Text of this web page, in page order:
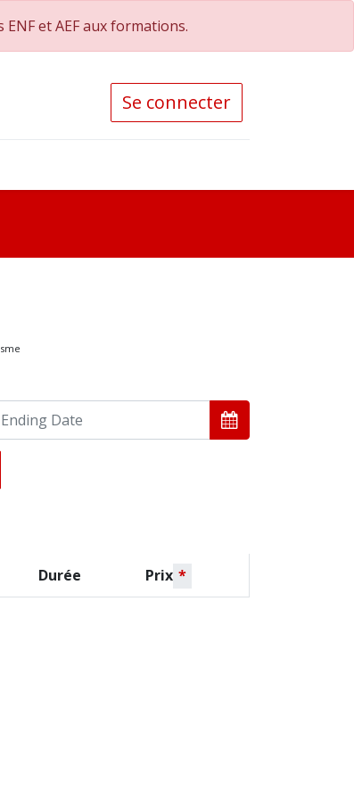
et AEF aux formations.
Se connecter
Durée Prix *